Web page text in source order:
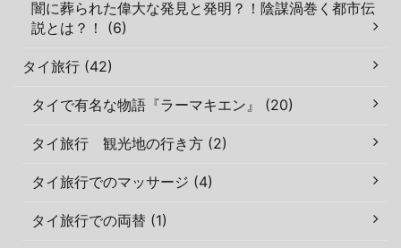
闇に葬られた偉大な発見と発明？！陰謀渦巻く都市伝
説とは？！ (6)
タイ旅行 (42)
タイで有名な物語『ラーマキエン』 (20)
タイ旅行 観光地の行き方 (2)
タイ旅行でのマッサージ (4)
タイ旅行での両替 (1)